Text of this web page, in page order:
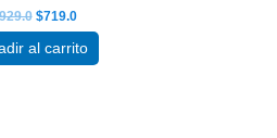
$719.0
al carrito